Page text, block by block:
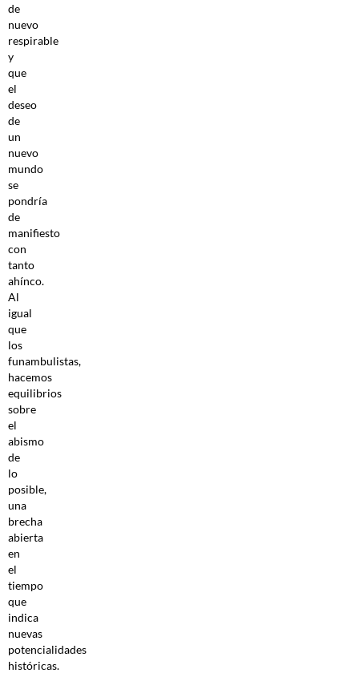
de
nuevo
respirable
y
que
el
deseo
de
un
nuevo
mundo
se
pondría
de
manifiesto
con
tanto
ahínco.
Al
igual
que
los
funambulistas,
hacemos
equilibrios
sobre
el
abismo
de
lo
posible,
una
brecha
abierta
en
el
tiempo
que
indica
nuevas
potencialidades
históricas.